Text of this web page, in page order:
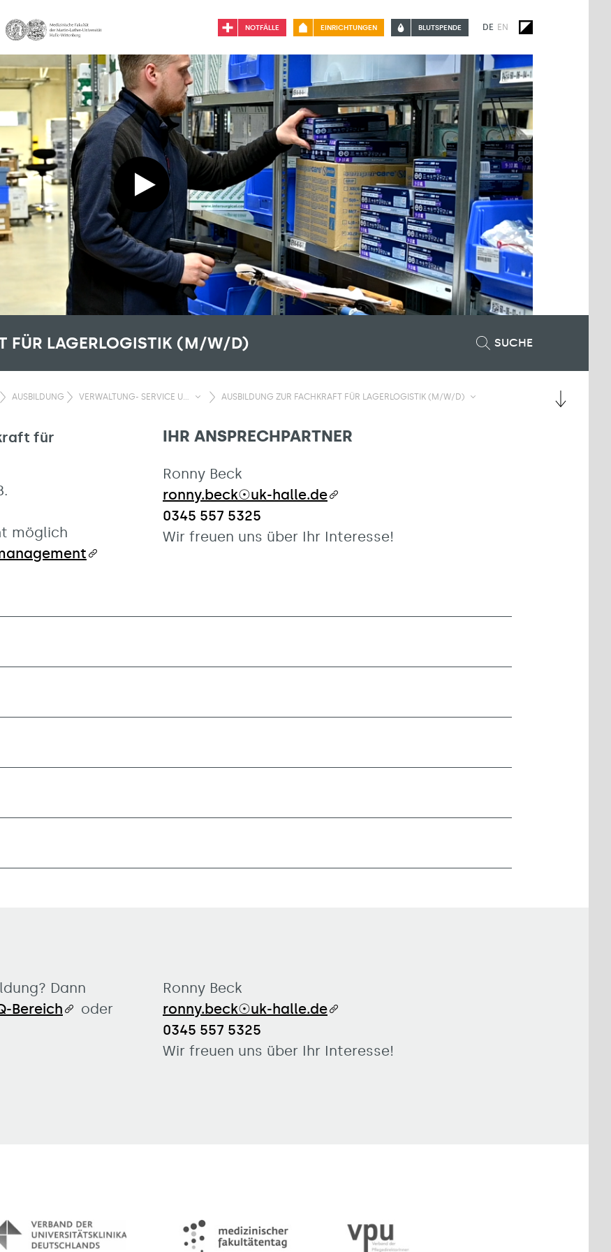
NOTFÄLLE EINRICHTUNGEN BLUTSPENDE DE EN
FÜR LAGERLOGISTIK (M/W/D) SUCHE
AUSBILDUNG VERWALTUNG- SERVICE U... AUSBILDUNG ZUR FACHKRAFT FÜR LAGERLOGISTIK (M/W/D)
für
möglich
IHR ANSPRECHPARTNER
Ronny Beck
ronny.beck☉uk-halle.de
0345 557 5325
Wir freuen uns über Ihr Interesse!
Dann
Bereich
oder
Ronny Beck
ronny.beck☉uk-halle.de
0345 557 5325
Wir freuen uns über Ihr Interesse!